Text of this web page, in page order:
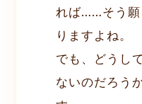
れば……そう願
りますよね。
でも、どうし
ないのだろう